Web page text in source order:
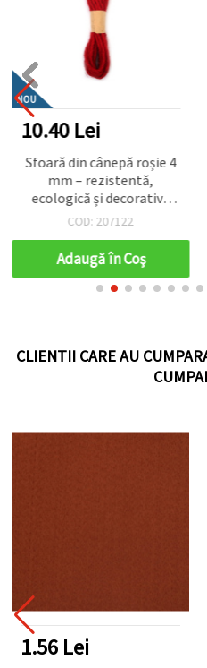
NOU
10.40 Lei
Sfoară din cânepă roșie 4
mm – rezistentă,
ecologică și decorativă
pentru craft & handmade,
COD: 207122
Adaugă în Coş
CLIENTII CARE AU
1.56 Lei